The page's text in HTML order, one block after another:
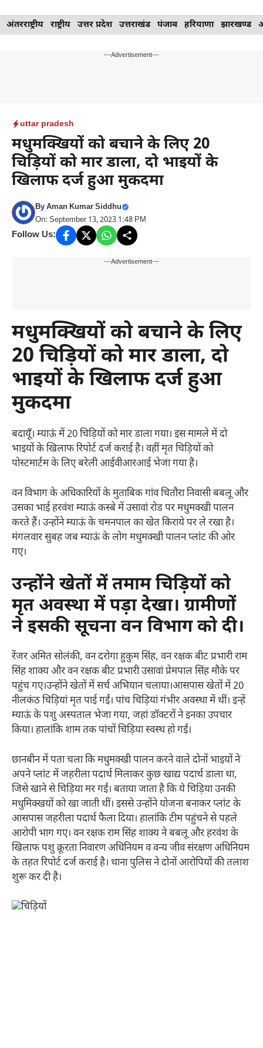
Skip
to
अंतरराष्ट्रीय राष्ट्रीय उत्तर प्रदेश उत्तराखंड पंजाब हरियाणा झारखण्ड
---Advertisement---
uttar pradesh
मधुमक्खियों को बचाने के लिए 20
चिड़ियों को मार डाला, दो भाइयों के
खिलाफ दर्ज हुआ मुकदमा
ByAman Kumar Siddhu
On: September 13, 2023 1:48 PM
Follow Us:
---Advertisement---
मधुमक्खियों को बचाने के लिए
20 चिड़ियों को मार डाला, दो
भाइयों के खिलाफ दर्ज हुआ
मुकदमा
बदायूँ। म्याऊं में 20 चिड़ियों को मार डाला गया। इस मामले में दो
भाइयों के खिलाफ रिपोर्ट दर्ज कराई है। वहीं मृत चिड़ियों को
पोस्टमार्टम के लिए बरेली आईवीआरआई भेजा गया है।
वन विभाग के अधिकारियों के मुताबिक गांव चितौरा निवासी बबलू और
उसका भाई हरवंश म्याऊं कस्बे में उसावां रोड पर मधुमक्खी पालन
करते हैं। उन्होंने म्याऊं के चमनपाल का खेत किराये पर ले रखा है।
मंगलवार सुबह जब म्याऊं के लोग मधुमक्खी पालन प्लांट की ओर
गए।
उन्होंने खेतों में तमाम चिड़ियों को
मृत अवस्था में पड़ा देखा। ग्रामीणों
ने इसकी सूचना वन विभाग को दी।
रेंजर अमित सोलंकी, वन दरोगा हुकुम सिंह, वन रक्षक बीट प्रभारी राम
सिंह शाक्य और वन रक्षक बीट प्रभारी उसावां प्रेमपाल सिंह मौके पर
पहुंच गए।उन्होंने खेतों में सर्च अभियान चलाया।आसपास खेतों में 20
नीलकंठ चिड़ियां मृत पाई गईं। पांच चिड़ियां गंभीर अवस्था में थीं। इन्हें
म्याऊं के पशु अस्पताल भेजा गया, जहां डॉक्टरों ने इनका उपचार
किया। हालांकि शाम तक पांचों चिड़िया स्वस्थ हो गईं।
छानबीन में पता चला कि मधुमक्खी पालन करने वाले दोनों भाइयों ने
अपने प्लांट में जहरीला पदार्थ मिलाकर कुछ खाद्य पदार्थ डाला था,
जिसे खाने से चिड़िया मर गईं। बताया जाता है कि ये चिड़िया उनकी
मधुमिक्खयों को खा जाती थीं। इससे उन्होंने योजना बनाकर प्लांट के
आसपास जहरीला पदार्थ फैला दिया। हालांकि टीम पहुंचने से पहले
आरोपी भाग गए। वन रक्षक राम सिंह शाक्य ने बबलू और हरवंश के
खिलाफ पशु क्रूरता निवारण अधिनियम व वन्य जीव संरक्षण अधिनियम
के तहत रिपोर्ट दर्ज कराई है। थाना पुलिस ने दोनों आरोपियों की तलाश
शुरू कर दी है।